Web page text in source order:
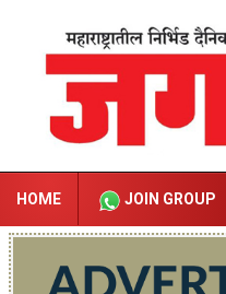
HOME JOIN GROUP